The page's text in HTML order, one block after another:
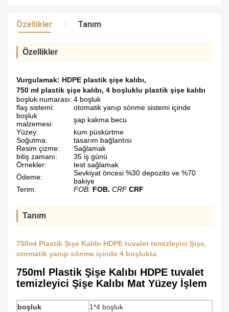
Özellikler Tanım
Özellikler
Vurgulamak: HDPE plastik şişe kalıbı,
750 ml plastik şişe kalıbı, 4 boşluklu plastik şişe kalıbı
boşluk numarası: 4 boşluk
flaş sistemi:
otomatik yanıp sönme sistemi içinde
boşluk
malzemesi:
şap kakma becu
Yüzey:
kum püskürtme
Soğutma:
tasarım bağlantısı
Resim çizme:
Sağlamak
bitiş zamanı:
35 iş günü
Örnekler:
test sağlamak
Ödeme:
Sevkiyat öncesi %30 depozito ve %70
bakiye
Terim:
FOB. FOB. CRF CRF
Tanım
750ml Plastik Şişe Kalıbı HDPE tuvalet temizleyici Şişe,
otomatik yanıp sönme içinde 4 boşlukta
750ml Plastik Şişe Kalıbı HDPE tuvalet
temizleyici Şişe Kalıbı Mat Yüzey İşlem
boşluk
1*4 boşluk